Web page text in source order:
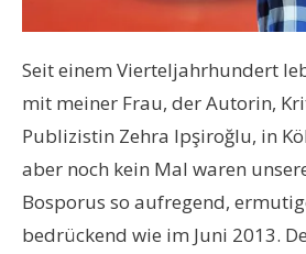
Seit einem Vierteljahrhundert
mit meiner Frau, der Autorin,
Publizistin Zehra Ipşiroğlu, in
aber noch kein Mal waren
Bosporus so aufregend,
bedrückend wie im Juni 2013.